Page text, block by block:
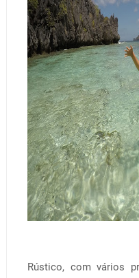
Rústico, com vários